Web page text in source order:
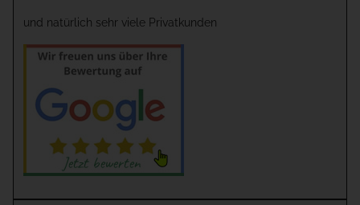
und natürlich sehr viele Privatkunden